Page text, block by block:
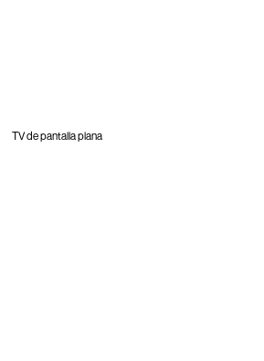
TV de pantalla plana